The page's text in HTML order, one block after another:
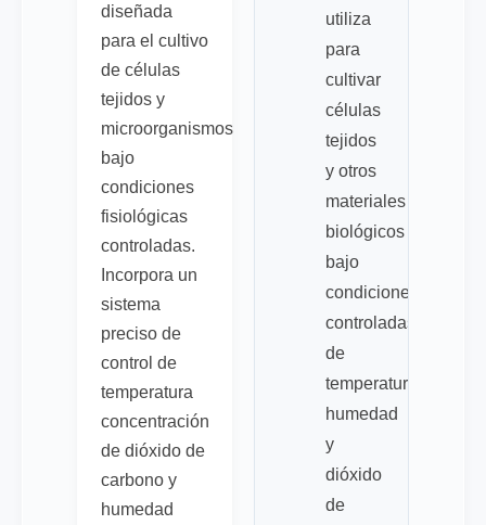
diseñada
para el cultivo
de células
tejidos y
microorganismos
bajo
condiciones
fisiológicas
controladas.
Incorpora un
sistema
preciso de
control de
temperatura
concentración
de dióxido de
carbono y
humedad
utiliza
para
cultivar
células
tejidos
y otros
materiales
biológicos
bajo
condiciones
controladas
de
temperatura
humedad
y
dióxido
de